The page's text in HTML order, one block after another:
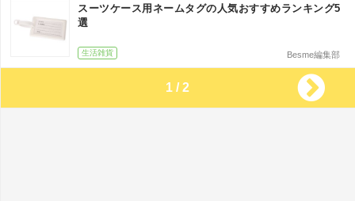
スーツケース用ネームタグの人気おすすめランキング5
選
生活雑貨 Besme編集部
1 / 2